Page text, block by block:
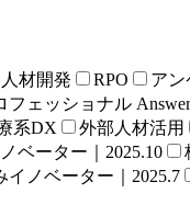
材開発 RPO アン
フェッショナル
系DX 外部人材活用
ベーター｜2025.10
イノベーター｜2025.7